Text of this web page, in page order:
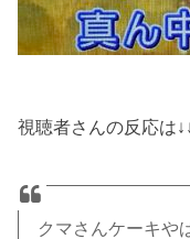
視聴者さんの反応は
クマさんケーキや